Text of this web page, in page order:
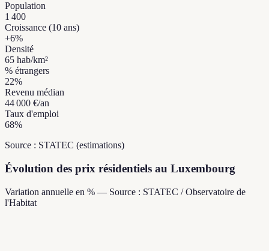
Population
1 400
Croissance (10 ans)
+6%
Densité
65 hab/km²
% étrangers
22%
Revenu médian
44 000 €/an
Taux d'emploi
68%
Source : STATEC (estimations)
Évolution des prix résidentiels au Luxembourg
Variation annuelle en % — Source : STATEC / Observatoire de
l'Habitat